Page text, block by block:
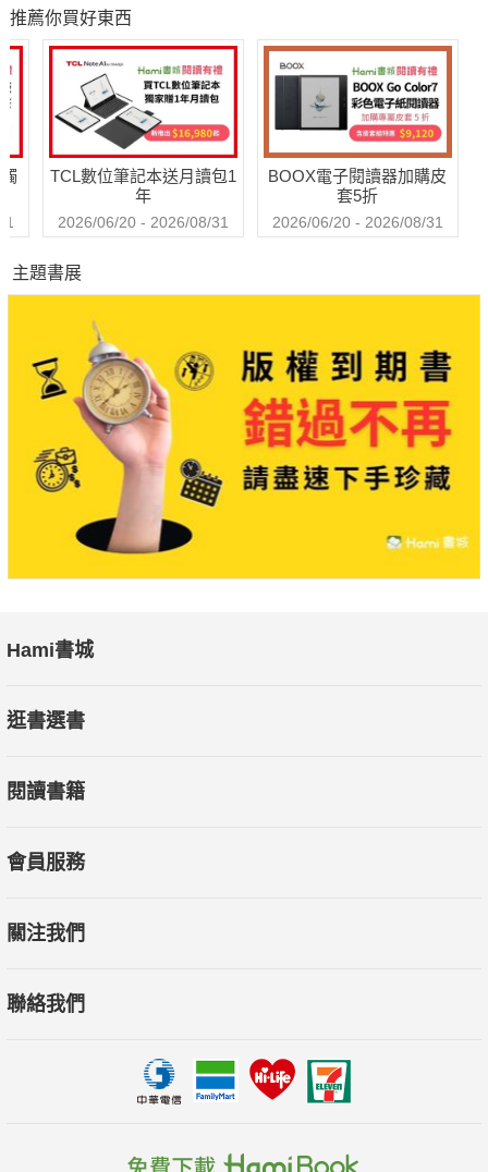
閱讀《老神再在》，讓人領會到明杰的纖細與睿智，我相信，藉
著這種高度「覺知」與「有意識」的自我對話，明杰將逐一釐清
自己在生命中所遭受的種種疑慮與困惑，進而獲得靈魂的療癒與
救贖，將生命提升到更高的層次。
——中華新時代協會心靈輔導師 張鴻玉
我整整用了一星期的時間，完全沉浸在書中那直指人心的對話！
更令我驚奇的是，我也在短短的七天中經歷了一場重要的內心改
心靈的對話與省思。
——法國高等研究實踐學院宗教學博士 許麗玲
透過對男女之愛的探索，「老神」帶我們遊走於各種人際關係
間，像熟練的心理治療師為人療傷。我們因而明白，越在傷痛的
關係背後，越埋藏著打開心靈寶藏的鑰匙。
——美國密西根大學心理諮商學博士 顏嘉琪
真是快人快語、過癮的通靈訊息，如此坦誠直接地將我們社會生
——光中心主持人 周介偉
推薦你買好東西
TCL數位筆記本送月讀包1
年
2026/06/20 - 2026/08/31
BOOX電子閱讀器加購皮
套5折
2026/06/20 - 2026/08/31
主題書展
Hami書城
逛書選書
閱讀書籍
會員服務
關注我們
聯絡我們